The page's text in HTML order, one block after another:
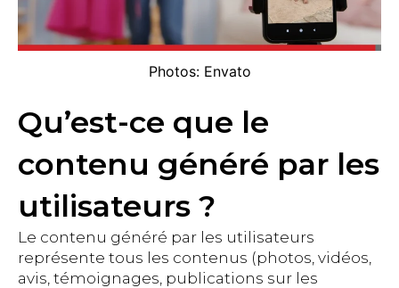
Photos: Envato
Qu’est-ce que le
contenu généré par les
utilisateurs ?
Le contenu généré par les utilisateurs
représente tous les contenus (photos, vidéos,
avis, témoignages, publications sur les